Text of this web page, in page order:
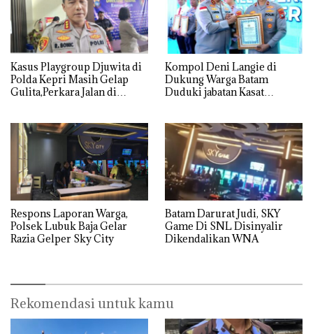
Kasus Playgroup Djuwita di
Polda Kepri Masih Gelap
Gulita,Perkara Jalan di
Kompol Deni Langie di
Dukung Warga Batam
Duduki jabatan Kasat
Respons Laporan Warga,
Polsek Lubuk Baja Gelar
Razia Gelper Sky City
Batam Darurat Judi, SKY
Game Di SNL Disinyalir
Dikendalikan WNA
Rekomendasi untuk kamu